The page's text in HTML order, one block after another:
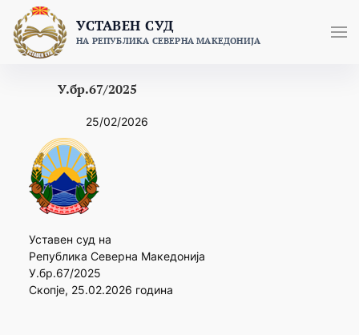
content
УСТАВЕН СУД
НА РЕПУБЛИКА СЕВЕРНА МАКЕДОНИЈА
У.бр.67/2025
25/02/2026
Уставен суд на
Република Северна Македонија
У.бр.67/2025
Скопје, 25.02.2026 година